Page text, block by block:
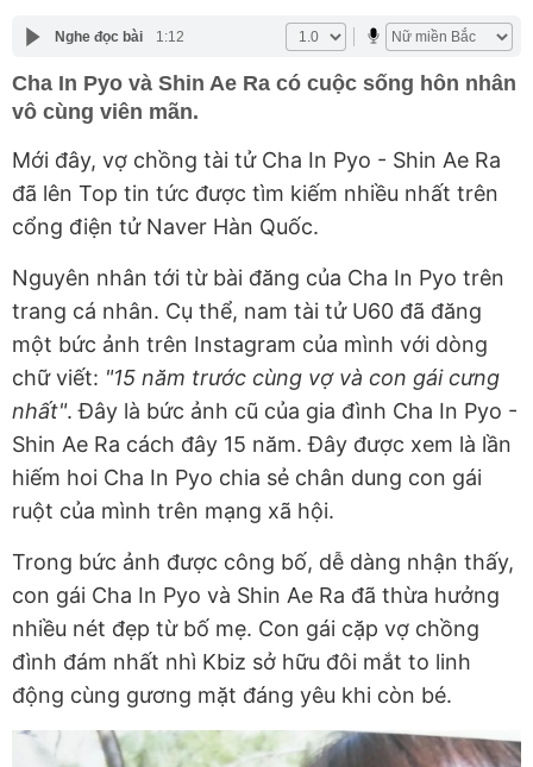
Nghe đọc bài 1:12
Cha In Pyo và Shin Ae Ra có cuộc sống hôn nhân
vô cùng viên mãn.
Mới đây, vợ chồng tài tử Cha In Pyo - Shin Ae Ra
đã lên Top tin tức được tìm kiếm nhiều nhất trên
cổng điện tử Naver Hàn Quốc.
Nguyên nhân tới từ bài đăng của Cha In Pyo trên
trang cá nhân. Cụ thể, nam tài tử U60 đã đăng
một bức ảnh trên Instagram của mình với dòng
chữ viết: "15 năm trước cùng vợ và con gái cưng
nhất". Đây là bức ảnh cũ của gia đình Cha In Pyo -
Shin Ae Ra cách đây 15 năm. Đây được xem là lần
hiếm hoi Cha In Pyo chia sẻ chân dung con gái
ruột của mình trên mạng xã hội.
Trong bức ảnh được công bố, dễ dàng nhận thấy,
con gái Cha In Pyo và Shin Ae Ra đã thừa hưởng
nhiều nét đẹp từ bố mẹ. Con gái cặp vợ chồng
đình đám nhất nhì Kbiz sở hữu đôi mắt to linh
động cùng gương mặt đáng yêu khi còn bé.